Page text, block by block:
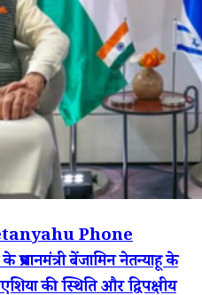
Phone
बेंजामिन नेतन्याहू के
की स्थिति और द्विपक्षीय